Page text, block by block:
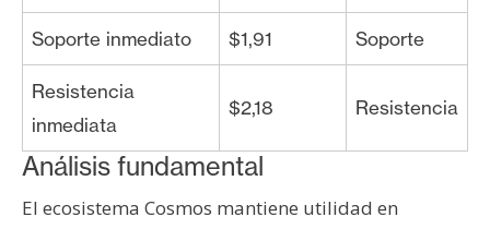
i
c
i
d
a
d
Soporte inmediato $1,91 Soporte
Resistencia
inmediata
$2,18 Resistencia
Análisis fundamental
El ecosistema Cosmos mantiene utilidad en